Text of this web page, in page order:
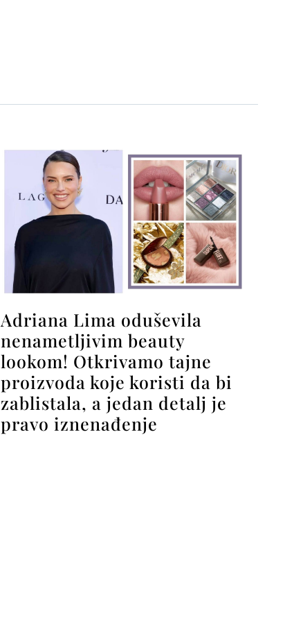
Adriana Lima oduševila
nenametljivim beauty
lookom! Otkrivamo tajne
proizvoda koje koristi da bi
zablistala, a jedan detalj je
pravo iznenađenje